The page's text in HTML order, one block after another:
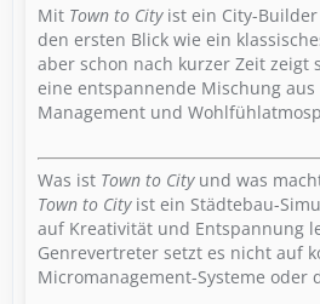
Mit Town to Cityist ein City-
den ersten Blick wie ein
aber schon nach kurzer Zeit zeigt
eine entspannende Mischung
Management und
Was ist Town to Cityund was
Town to Cityist ein Städtebau-
auf Kreativität und Entspannung
Genrevertreter setzt es nicht auf
Micromanagement-Systeme oder